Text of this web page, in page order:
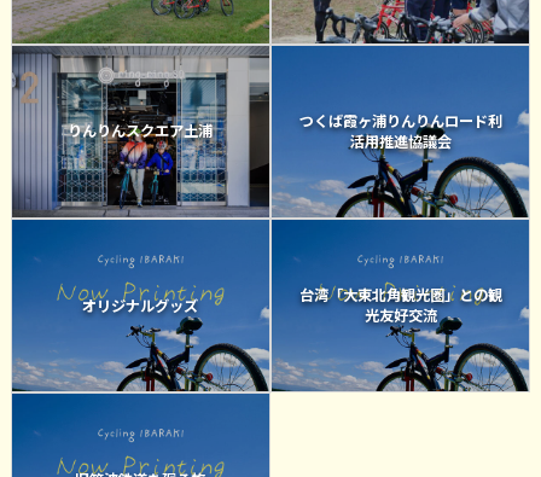
りんりんスクエア土浦
つくば霞ヶ浦りんりんロード利
活用推進協議会
オリジナルグッズ
台湾「大東北角観光圏」との観
光友好交流